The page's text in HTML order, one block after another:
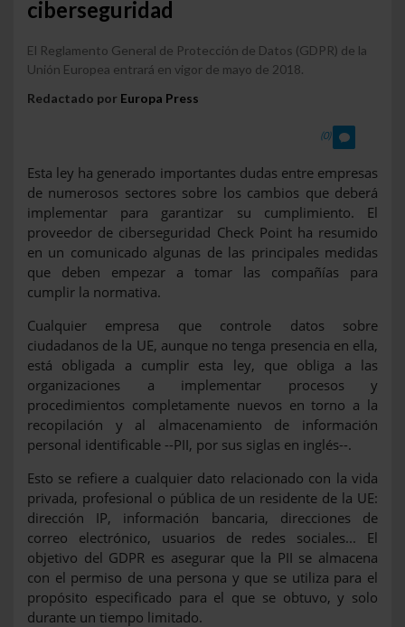
ciberseguridad
El Reglamento General de Protección de Datos (GDPR) de la
Unión Europea entrará en vigor de mayo de 2018.
Redactado por Europa Press
(0)
Esta ley ha generado importantes dudas entre empresas
de numerosos sectores sobre los cambios que deberá
implementar para garantizar su cumplimiento. El
proveedor de ciberseguridad Check Point ha resumido
en un comunicado algunas de las principales medidas
que deben empezar a tomar las compañías para
cumplir la normativa.
Cualquier empresa que controle datos sobre
ciudadanos de la UE, aunque no tenga presencia en ella,
está obligada a cumplir esta ley, que obliga a las
organizaciones a implementar procesos y
procedimientos completamente nuevos en torno a la
recopilación y al almacenamiento de información
personal identificable --PII, por sus siglas en inglés--.
Esto se refiere a cualquier dato relacionado con la vida
privada, profesional o pública de un residente de la UE:
dirección IP, información bancaria, direcciones de
correo electrónico, usuarios de redes sociales... El
objetivo del GDPR es asegurar que la PII se almacena
con el permiso de una persona y que se utiliza para el
propósito especificado para el que se obtuvo, y solo
durante un tiempo limitado.